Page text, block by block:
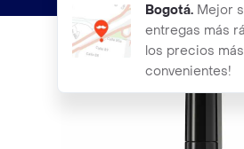
Bogotá. Mejor
entregas más
los precios más
convenientes!